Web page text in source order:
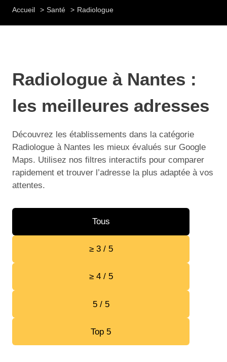
Accueil Santé Radiologue
Radiologue à Nantes :
les meilleures adresses
Découvrez les établissements dans la catégorie
Radiologue à Nantes les mieux évalués sur Google
Maps. Utilisez nos filtres interactifs pour comparer
rapidement et trouver l’adresse la plus adaptée à vos
attentes.
Tous
≥ 3 / 5
≥ 4 / 5
5 / 5
Top 5